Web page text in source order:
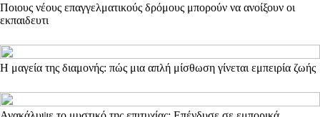
Ποιους νέους επαγγελματικούς δρόμους μπορούν να ανοίξουν οι
εκπαιδευτι
Η μαγεία της διαμονής: πώς μια απλή μίσθωση γίνεται εμπειρία ζωής